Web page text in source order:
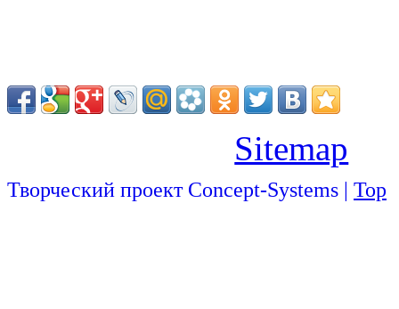
Sitemap
Творческий проект Concept-Systems | Top